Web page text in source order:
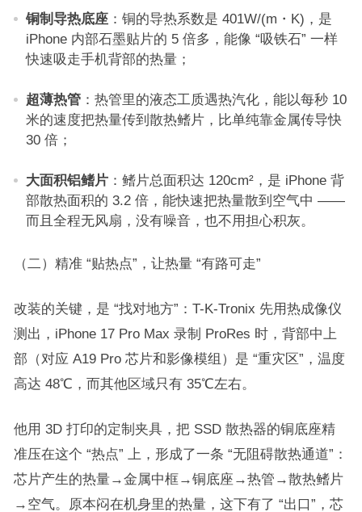
铜制导热底座：铜的导热系数是 401W/(m・K)，是
iPhone 内部石墨贴片的 5 倍多，能像 “吸铁石” 一样
快速吸走手机背部的热量；​
超薄热管：热管里的液态工质遇热汽化，能以每秒 10
米的速度把热量传到散热鳍片，比单纯靠金属传导快
30 倍；​
大面积铝鳍片：鳍片总面积达 120cm²，是 iPhone 背
部散热面积的 3.2 倍，能快速把热量散到空气中 ——
而且全程无风扇，没有噪音，也不用担心积灰。​
（二）精准 “贴热点”，让热量 “有路可走”​
改装的关键，是 “找对地方”：T-K-Tronix 先用热成像仪
测出，iPhone 17 Pro Max 录制 ProRes 时，背部中上
部（对应 A19 Pro 芯片和影像模组）是 “重灾区”，温度
高达 48℃，而其他区域只有 35℃左右。​
他用 3D 打印的定制夹具，把 SSD 散热器的铜底座精
准压在这个 “热点” 上，形成了一条 “无阻碍散热通道”：
芯片产生的热量→金属中框→铜底座→热管→散热鳍片
→空气。原本闷在机身里的热量，这下有了 “出口”，芯